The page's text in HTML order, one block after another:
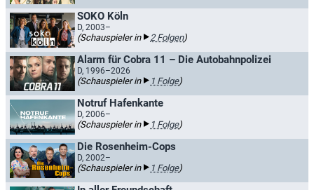
SOKO Köln
D, 2003–
(Schauspieler in 2 Folgen)
Alarm für Cobra 11 – Die Autobahnpolizei
D, 1996–2026
(Schauspieler in 1 Folge)
Notruf Hafenkante
D, 2006–
(Schauspieler in 1 Folge)
Die Rosenheim-Cops
D, 2002–
(Schauspieler in 1 Folge)